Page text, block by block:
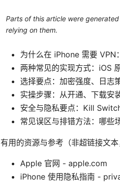
Parts of this article were
relying on them.
为什么在 iPhone 需要 VPN
两种常见的实现方式：iOS
选择要点：加密强度、日志
实操步骤：从开通、下载安
安全与隐私要点：Kill
常见误区与排错方法：哪些
有用的资源与参考（非超链接文本
Apple 官网 - apple.com
iPhone 使用隐私指南 -